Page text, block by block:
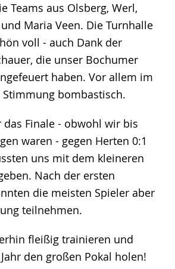
Teams aus Olsberg, Werl,
Maria Veen. Die Turnhalle
voll - auch Dank der
die unser Bochumer
haben. Vor allem im
bombastisch.
das Finale - obwohl wir bis
waren - gegen Herten 0:1
uns mit dem kleineren
Nach der ersten
die meisten Spieler aber
teilnehmen.
fleißig trainieren und
den großen Pokal holen!